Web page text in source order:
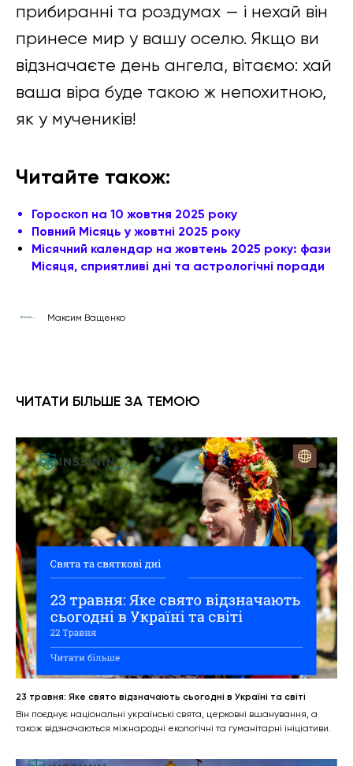
прибиранні та роздумах — і нехай він
принесе мир у вашу оселю. Якщо ви
відзначаєте день ангела, вітаємо: хай
ваша віра буде такою ж непохитною,
як у мучеників!
Читайте також:
Гороскоп на 10 жовтня 2025 року
Повний Місяць у жовтні 2025 року
Місячний календар на жовтень 2025 року: фази
Місяця, сприятливі дні та астрологічні поради
Максим Ващенко
ЧИТАТИ БІЛЬШЕ ЗА ТЕМОЮ
23 травня: Яке свято відзначають сьогодні в Україні та світі
Він поєднує національні українські свята, церковні вшанування, а
також відзначаються міжнародні екологічні та гуманітарні ініціативи.